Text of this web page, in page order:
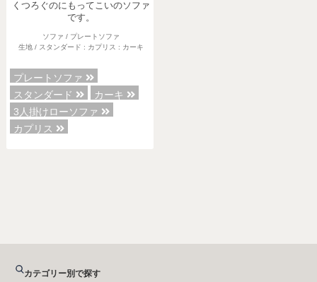
くつろぐのにもってこいのソファ
です。
ソファ / プレートソファ
生地 / スタンダード : カプリス : カーキ
プレートソファ
スタンダード
カーキ
3人掛けローソファ
カプリス
カテゴリー別で探す